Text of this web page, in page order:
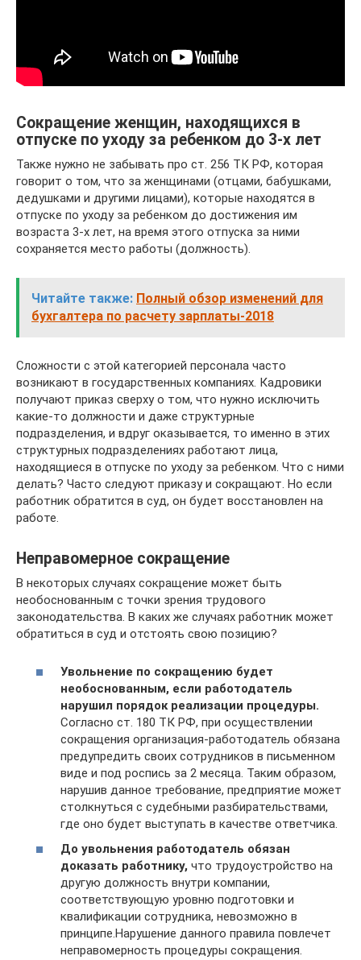
Сокращение женщин, находящихся в
отпуске по уходу за ребенком до 3-х лет
Также нужно не забывать про ст. 256 ТК РФ, которая
говорит о том, что за женщинами (отцами, бабушками,
дедушками и другими лицами), которые находятся в
отпуске по уходу за ребенком до достижения им
возраста 3-х лет, на время этого отпуска за ними
сохраняется место работы (должность).
Читайте также: Полный обзор изменений для
бухгалтера по расчету зарплаты-2018
Сложности с этой категорией персонала часто
возникают в государственных компаниях. Кадровики
получают приказ сверху о том, что нужно исключить
какие-то должности и даже структурные
подразделения, и вдруг оказывается, то именно в этих
структурных подразделениях работают лица,
находящиеся в отпуске по уходу за ребенком. Что с ними
делать? Часто следуют приказу и сокращают. Но если
работник обратится в суд, он будет восстановлен на
работе.
Неправомерное сокращение
В некоторых случаях сокращение может быть
необоснованным с точки зрения трудового
законодательства. В каких же случаях работник может
обратиться в суд и отстоять свою позицию?
Увольнение по сокращению будет
необоснованным, если работодатель
нарушил порядок реализации процедуры.
Согласно ст. 180 ТК РФ, при осуществлении
сокращения организация-работодатель обязана
предупредить своих сотрудников в письменном
виде и под роспись за 2 месяца. Таким образом,
нарушив данное требование, предприятие может
столкнуться с судебными разбирательствами,
где оно будет выступать в качестве ответчика.
До увольнения работодатель обязан
доказать работнику, что трудоустройство на
другую должность внутри компании,
соответствующую уровню подготовки и
квалификации сотрудника, невозможно в
принципе.Нарушение данного правила повлечет
неправомерность процедуры сокращения.